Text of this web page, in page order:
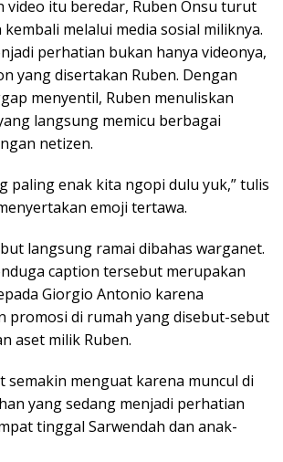
video itu beredar, Ruben Onsu turut
melalui media sosial miliknya.
perhatian bukan hanya videonya,
yang disertakan Ruben. Dengan
menyentil, Ruben menuliskan
langsung memicu berbagai
netizen.
paling enak kita ngopi dulu yuk,” tulis
emoji tertawa.
langsung ramai dibahas warganet.
caption tersebut merupakan
Giorgio Antonio karena
promosi di rumah yang disebut-sebut
aset milik Ruben.
semakin menguat karena muncul di
yang sedang menjadi perhatian
tinggal Sarwendah dan anak-